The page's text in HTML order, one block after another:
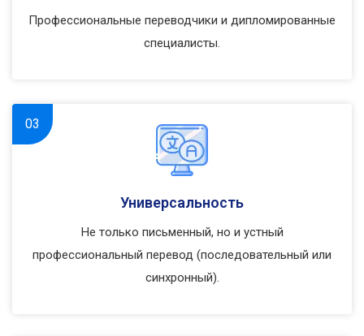
Профессиональные переводчики и дипломированные
специалисты.
03
Универсальность
Не только письменный, но и устный
профессиональный перевод (последовательный или
синхронный).